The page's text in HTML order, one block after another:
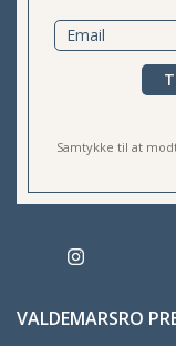
Samtykke til at
VALDEMARSRO